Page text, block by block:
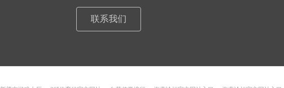
联系我们